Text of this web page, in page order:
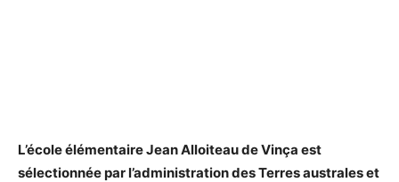
L’école élémentaire Jean Alloiteau de Vinça est
sélectionnée par l’administration des Terres australes et